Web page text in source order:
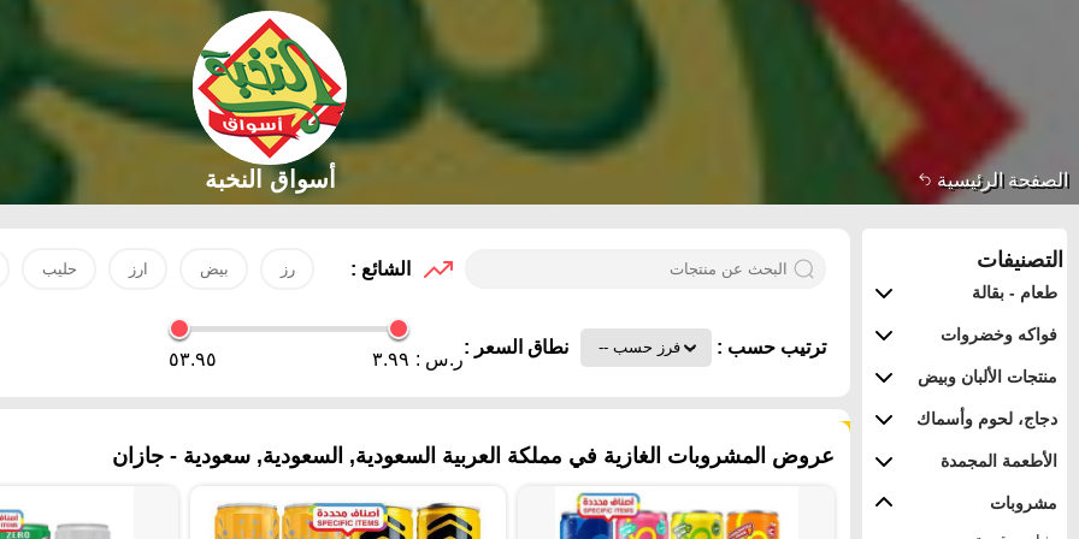
الصفحة الرئيسية أسواق النخبة
التصنيفات
طعام - بقالة
فواكه وخضروات
منتجات الألبان وبيض
دجاج، لحوم وأسماك
الأطعمة المجمدة
مشروبات
الشائع : رز بيض ارز حليب
ترتيب حسب : نطاق السعر :
ر.س : ٣.٩٩ ٥٣.٩٥
عروض المشروبات الغازية في مملكة العربية السعودية, السعودية, سعودية - جازان